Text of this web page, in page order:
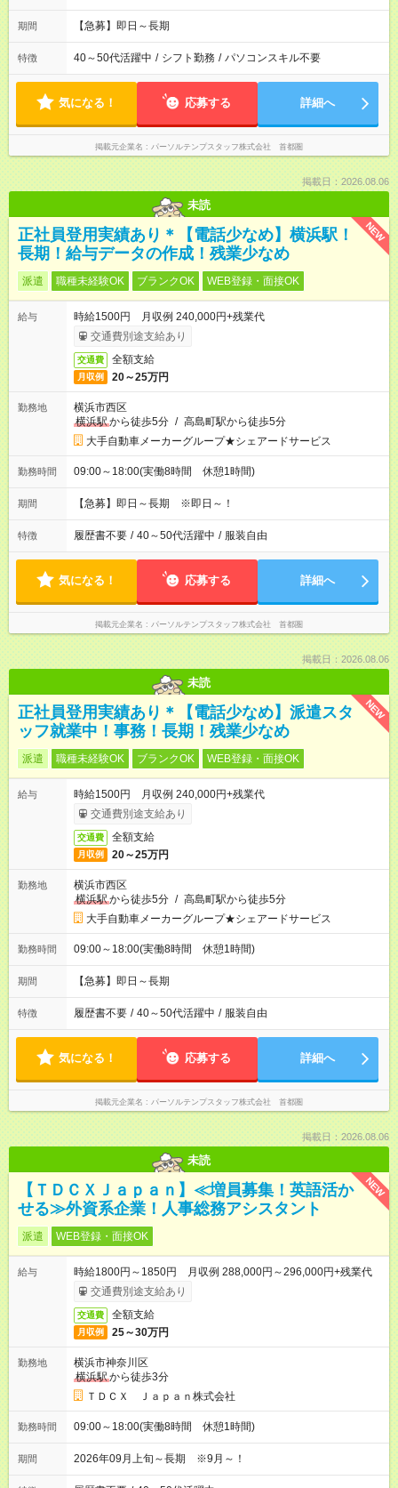
期間 【急募】即日～長期
特徴 40～50代活躍中 / シフト勤務 / パソコンスキル不要
気になる！ 応募する 詳細へ
掲載元企業名 パーソルテンプスタッフ株式会社 首都圏
掲載日：2026.08.06
未読
NEW
正社員登用実績あり＊【電話少なめ】横浜駅！
長期！給与データの作成！残業少なめ
派遣 職種未経験OK ブランクOK WEB登録・面接OK
給与
時給1500円 月収例 240,000円+残業代
交通費別途支給あり
交通費 全額支給
月収例 20～25万円
勤務地
横浜市西区
横浜駅から徒歩5分 / 高島町駅から徒歩5分
大手自動車メーカーグループ★シェアードサービス
勤務時間 09:00～18:00(実働8時間 休憩1時間)
期間 【急募】即日～長期 ※即日～！
特徴 履歴書不要 / 40～50代活躍中 / 服装自由
気になる！ 応募する 詳細へ
掲載元企業名 パーソルテンプスタッフ株式会社 首都圏
掲載日：2026.08.06
未読
NEW
正社員登用実績あり＊【電話少なめ】派遣スタ
ッフ就業中！事務！長期！残業少なめ
派遣 職種未経験OK ブランクOK WEB登録・面接OK
給与
時給1500円 月収例 240,000円+残業代
交通費別途支給あり
交通費 全額支給
月収例 20～25万円
勤務地
横浜市西区
横浜駅から徒歩5分 / 高島町駅から徒歩5分
大手自動車メーカーグループ★シェアードサービス
勤務時間 09:00～18:00(実働8時間 休憩1時間)
期間 【急募】即日～長期
特徴 履歴書不要 / 40～50代活躍中 / 服装自由
気になる！ 応募する 詳細へ
掲載元企業名 パーソルテンプスタッフ株式会社 首都圏
掲載日：2026.08.06
未読
NEW
【ＴＤＣＸＪａｐａｎ】≪増員募集！英語活か
せる≫外資系企業！人事総務アシスタント
派遣 WEB登録・面接OK
給与
時給1800円～1850円 月収例 288,000円～296,000円+残業代
交通費別途支給あり
交通費 全額支給
月収例 25～30万円
勤務地
横浜市神奈川区
横浜駅から徒歩3分
ＴＤＣＸ Ｊａｐａｎ株式会社
勤務時間 09:00～18:00(実働8時間 休憩1時間)
期間 2026年09月上旬～長期 ※9月～！